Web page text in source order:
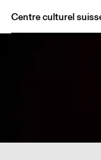
Centre culturel